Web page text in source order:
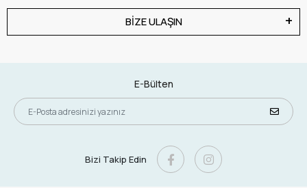
BİZE ULAŞIN
E-Bülten
Bizi Takip Edin